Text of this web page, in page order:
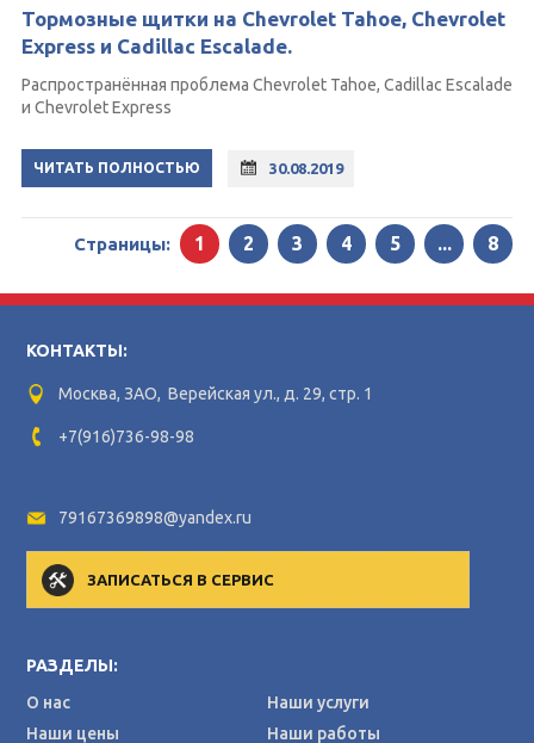
Тормозные щитки на Chevrolet Tahoe, Chevrolet
Express и Cadillac Escalade.
Распространённая проблема Chevrolet Tahoe, Cadillac Escalade
и Chevrolet Express
ЧИТАТЬ ПОЛНОСТЬЮ 30.08.2019
Страницы: 1 2 3 4 5 ... 8
КОНТАКТЫ:
Москва, ЗАО, Верейская ул., д. 29, стр. 1
+7(916)736-98-98
79167369898@yandex.ru
ЗАПИСАТЬСЯ В СЕРВИС
РАЗДЕЛЫ:
О нас
Наши услуги
Наши цены
Наши работы